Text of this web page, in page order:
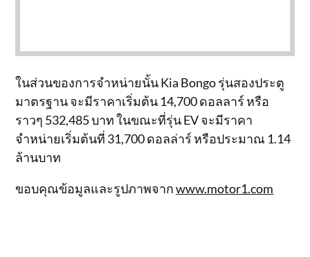
ในส่วนของการจำหน่ายนั้น Kia Bongo รุ่นสองประตู
มาตรฐาน จะมีราคาเริ่มต้น 14,700 ดอลลาร์ หรือ
ราวๆ 532,485 บาท ในขณะที่รุ่น EV จะมีราคา
จำหน่ายเริ่มต้นที่ 31,700 ดอลล่าร์ หรือประมาณ 1.14
ล้านบาท
ขอบคุณข้อมูลและรูปภาพจากwww.motor1.com